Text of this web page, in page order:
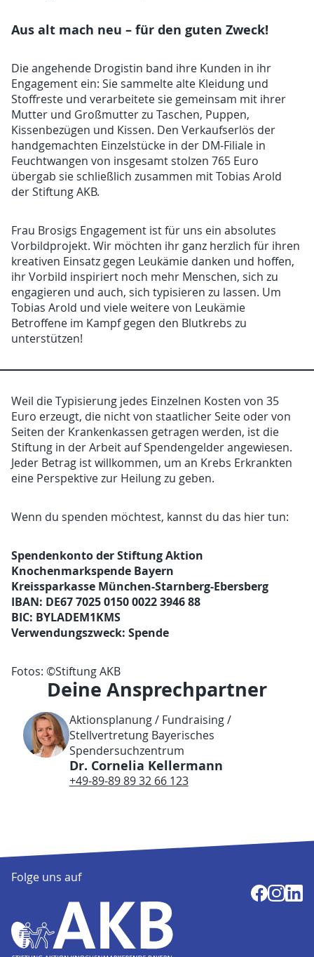
Aus alt mach neu – für den guten Zweck!
Die angehende Drogistin band ihre Kunden in ihr
Engagement ein: Sie sammelte alte Kleidung und
Stoffreste und verarbeitete sie gemeinsam mit ihrer
Mutter und Großmutter zu Taschen, Puppen,
Kissenbezügen und Kissen. Den Verkaufserlös der
handgemachten Einzelstücke in der DM-Filiale in
Feuchtwangen von insgesamt stolzen 765 Euro
übergab sie schließlich zusammen mit Tobias Arold
der Stiftung AKB.
Frau Brosigs Engagement ist für uns ein absolutes
Vorbildprojekt. Wir möchten ihr ganz herzlich für ihren
kreativen Einsatz gegen Leukämie danken und hoffen,
ihr Vorbild inspiriert noch mehr Menschen, sich zu
engagieren und auch, sich typisieren zu lassen. Um
Tobias Arold und viele weitere von Leukämie
Betroffene im Kampf gegen den Blutkrebs zu
unterstützen!
Weil die Typisierung jedes Einzelnen Kosten von 35
Euro erzeugt, die nicht von staatlicher Seite oder von
Seiten der Krankenkassen getragen werden, ist die
Stiftung in der Arbeit auf Spendengelder angewiesen.
Jeder Betrag ist willkommen, um an Krebs Erkrankten
eine Perspektive zur Heilung zu geben.
Wenn du spenden möchtest, kannst du das hier tun:
Spendenkonto der Stiftung Aktion
Knochenmarkspende Bayern
Kreissparkasse München-Starnberg-Ebersberg
IBAN: DE67 7025 0150 0022 3946 88
BIC: BYLADEM1KMS
Verwendungszweck: Spende
Fotos: ©Stiftung AKB
Deine Ansprechpartner
Aktionsplanung / Fundraising /
Stellvertretung Bayerisches
Spendersuchzentrum
Dr. Cornelia Kellermann
+49-89-89 89 32 66 123
Folge uns auf